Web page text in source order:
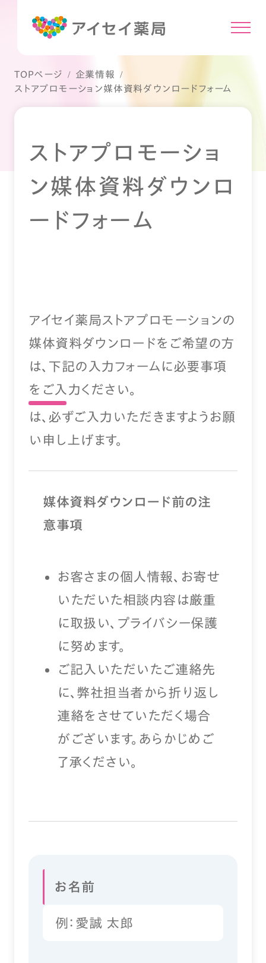
TOPページ
企業情報
ストアプロモーション媒体資料ダウンロードフォーム
ストアプロモーショ
ン媒体資料ダウンロ
ードフォーム
アイセイ薬局ストアプロモーションの
媒体資料ダウンロードをご希望の方
は、下記の入力フォームに必要事項
をご入力ください。
は、必ずご入力いただきますようお願
い申し上げます。
媒体資料ダウンロード前の注
意事項
お客さまの個人情報、お寄せ
いただいた相談内容は厳重
に取扱い、プライバシー保護
に努めます。
ご記入いただいたご連絡先
に、弊社担当者から折り返し
連絡をさせていただく場合
がございます。あらかじめご
了承ください。
お名前